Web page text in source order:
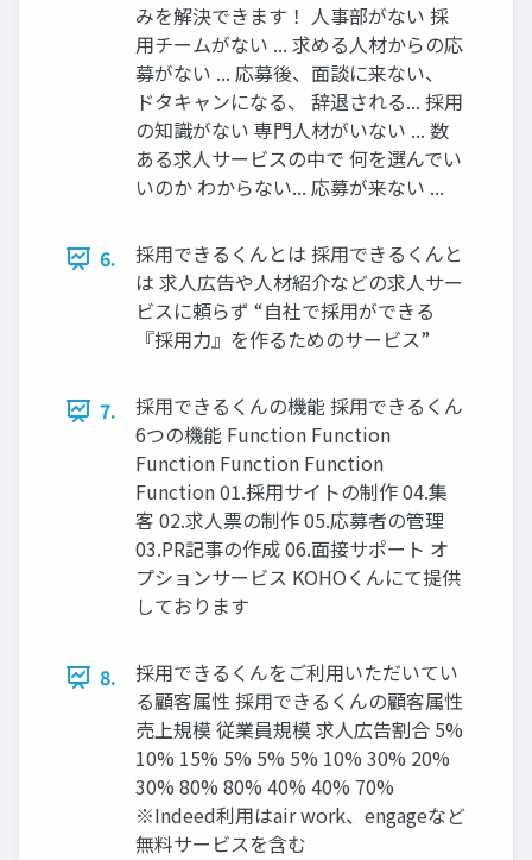
みを解決できます！ 人事部がない 採
用チームがない ... 求める人材からの応
募がない ... 応募後、面談に来ない、
ドタキャンになる、 辞退される... 採用
の知識がない 専門人材がいない ... 数
ある求人サービスの中で 何を選んでい
いのか わからない... 応募が来ない ...
6.
採用できるくんとは 採用できるくんと
は 求人広告や人材紹介などの求人サー
ビスに頼らず “自社で採用ができる
『採用力』を作るためのサービス”
7.
採用できるくんの機能 採用できるくん
6つの機能 Function Function
Function Function Function
Function 01.採用サイトの制作 04.集
客 02.求人票の制作 05.応募者の管理
03.PR記事の作成 06.面接サポート オ
プションサービス KOHOくんにて提供
しております
8.
採用できるくんをご利用いただいてい
る顧客属性 採用できるくんの顧客属性
売上規模 従業員規模 求人広告割合 5%
10% 15% 5% 5% 5% 10% 30% 20%
30% 80% 80% 40% 40% 70%
※Indeed利用はair work、engageなど
無料サービスを含む